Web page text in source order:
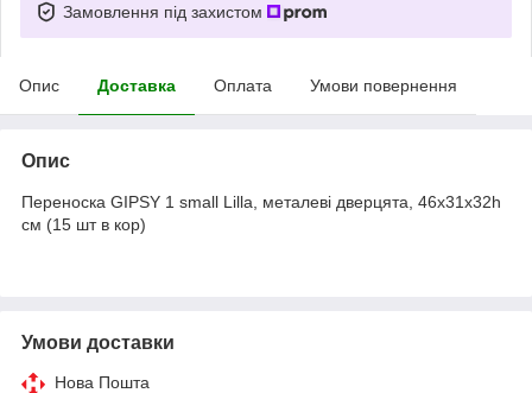
Замовлення під захистом
Опис Доставка Оплата Умови повернення
Опис
Переноска GIPSY 1 small Lilla, металеві дверцята, 46x31x32h
см (15 шт в кор)
Умови доставки
Нова Пошта